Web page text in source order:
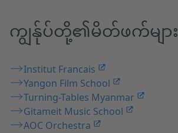
ကျွန်ုပ်တို့၏မိတ်ဖက်များ
Institut Francais
Yangon Film School
Turning-Tables Myanmar
Gitameit Music School
AOC Orchestra